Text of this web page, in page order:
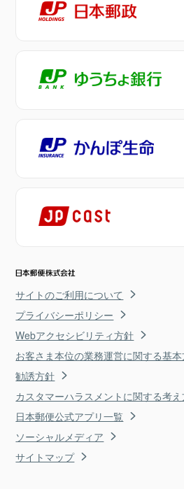
サイトのご利用について
プライバシーポリシー
Webアクセシビリティ方針
お客さま本位の業務運営に関する基
勧誘方針
カスタマーハラスメントに関する考
日本郵便公式アプリ一覧
ソーシャルメディア
サイトマップ